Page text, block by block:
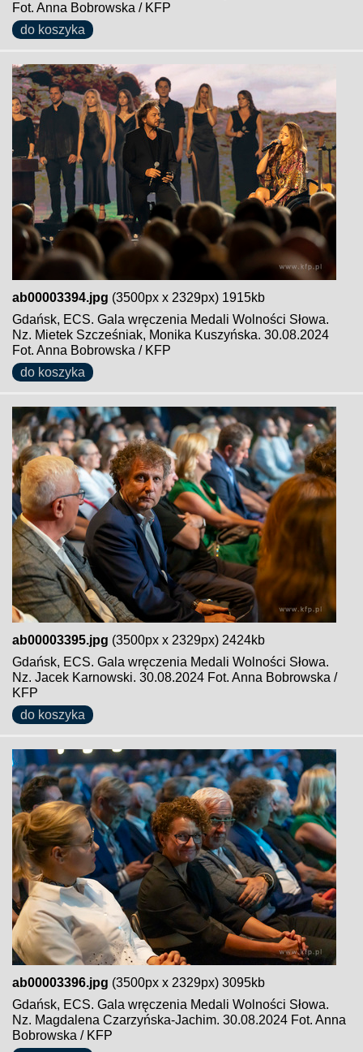
Fot. Anna Bobrowska / KFP
do koszyka
ab00003394.jpg (3500px x 2329px) 1915kb
Gdańsk, ECS. Gala wręczenia Medali Wolności Słowa.
Nz. Mietek Szcześniak, Monika Kuszyńska. 30.08.2024
Fot. Anna Bobrowska / KFP
do koszyka
ab00003395.jpg (3500px x 2329px) 2424kb
Gdańsk, ECS. Gala wręczenia Medali Wolności Słowa.
Nz. Jacek Karnowski. 30.08.2024 Fot. Anna Bobrowska /
KFP
do koszyka
ab00003396.jpg (3500px x 2329px) 3095kb
Gdańsk, ECS. Gala wręczenia Medali Wolności Słowa.
Nz. Magdalena Czarzyńska-Jachim. 30.08.2024 Fot. Anna
Bobrowska / KFP